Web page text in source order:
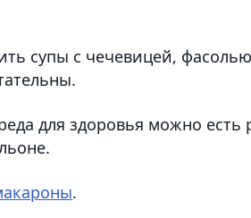
супы с чечевицей,
для здоровья можно есть
.